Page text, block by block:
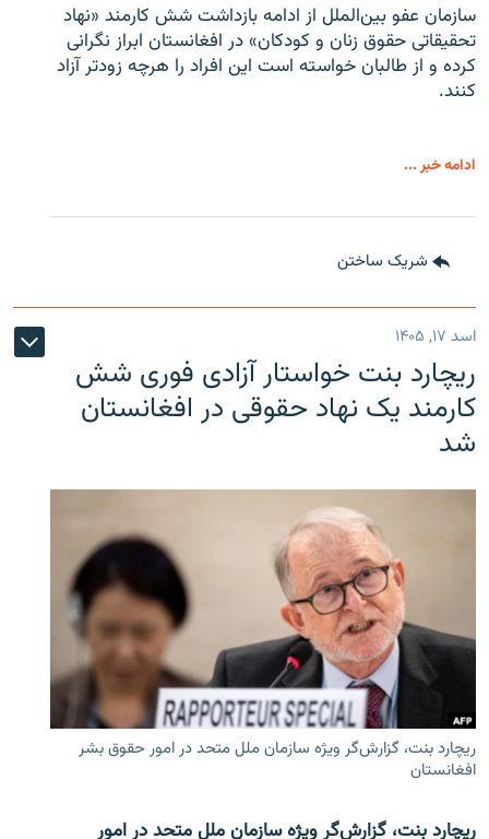
سازمان عفو بین‌الملل از ادامه بازداشت شش کارمند «نهاد
تحقیقاتی حقوق زنان و کودکان» در افغانستان ابراز نگرانی
کرده و از طالبان خواسته است این افراد را هرچه زودتر آزاد
کنند.
ادامه خبر ...
شریک ساختن
اسد ۱۷, ۱۴۰۵
ریچارد بنت خواستار آزادی فوری شش
کارمند یک نهاد حقوقی در افغانستان
شد
ریچارد بنت، گزارش‌گر ویژه سازمان ملل متحد در امور حقوق بشر
افغانستان
ریچارد بنت، گزارش‌گر ویژه سازمان ملل متحد در امور